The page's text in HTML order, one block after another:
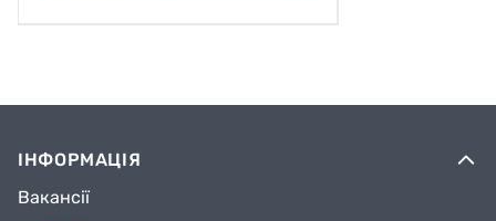
ІНФОРМАЦІЯ
Вакансії